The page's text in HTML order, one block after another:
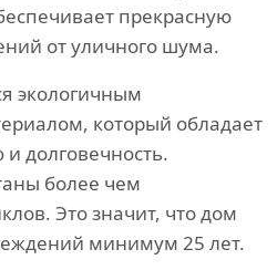
прекрасную
от уличного шума.
экологичным
который обладает
долговечность.
более чем
Это значит, что дом
минимум 25 лет.